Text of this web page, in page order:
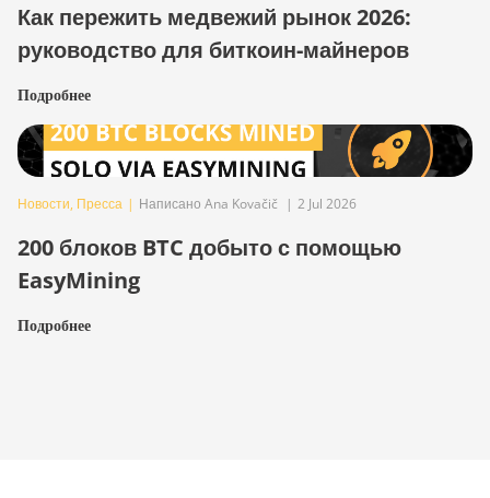
Как пережить медвежий рынок 2026:
руководство для биткоин-майнеров
Подробнее
Новости, Пресса | Написано Ana Kovačič | 2 Jul 2026
200 блоков BTC добыто с помощью
EasyMining
Подробнее